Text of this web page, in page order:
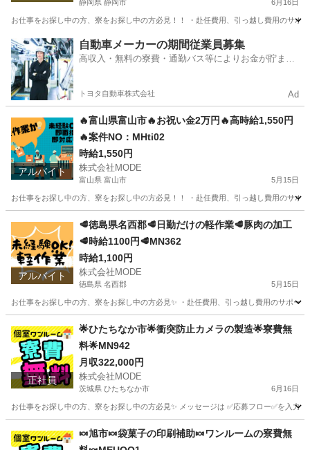
静岡県 静岡市 6月16日
お仕事をお探し中の方、寮をお探し中の方必見！！ ・赴任費用、引っ越し費用のサ
静岡 静岡市 軽作業 時給
自動車メーカーの期間従業員募集
高収入・無料の寮費・通勤バス等によりお金が貯まり
トヨタ自動車株式会社 Ad
アルバイト
🔥富山県富山市🔥お祝い金2万円🔥高時給1,550円
🔥案件NO：MHti02
時給1,550円
株式会社MODE
富山県 富山市 5月15日
お仕事をお探し中の方、寮をお探し中の方必見！！ ・赴任費用、引っ越し費用のサ
工場 時給
アルバイト
🥩徳島県名西郡🥩日勤だけの軽作業🥩豚肉の加工
🥩時給1100円🥩MN362
時給1,100円
株式会社MODE
徳島県 名西郡 5月15日
お仕事をお探し中の方、寮をお探し中の方必見✨ ・赴任費用、引っ越し費用のサポ
軽作業 時給
正社員
🌟ひたちなか市🌟衝突防止カメラの製造🌟寮費無
料🌟MN942
月収322,000円
株式会社MODE
茨城県 ひたちなか市 6月16日
お仕事をお探し中の方、寮をお探し中の方必見✨ メッセージは ✅応募フロー✅を入
ひたちなか市 その他 未経験
🍬旭市🍬袋菓子の印刷補助🍬ワンルームの寮費無